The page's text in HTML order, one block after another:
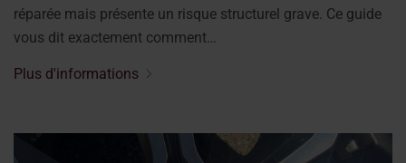
réparée mais présente un risque structurel grave. Ce guide
vous dit exactement comment…
Plus d'informations